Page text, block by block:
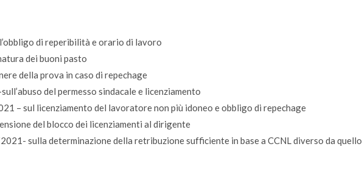
di reperibilità e orario di lavoro
dei buoni pasto
della prova in caso di repechage
del permesso sindacale e licenziamento
– sul licenziamento del lavoratore non più idoneo e obbligo di repechage
del blocco dei licenziamenti al dirigente
sulla determinazione della retribuzione sufficiente in base a CCNL diverso da quello